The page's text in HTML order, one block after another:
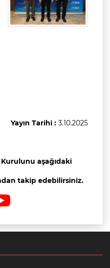
Yayın Tarihi : 3.10.2025
aşağıdaki
takip edebilirsiniz.